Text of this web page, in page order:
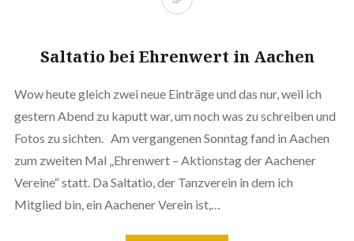
Saltatio bei Ehrenwert in Aachen
Wow heute gleich zwei neue Einträge und das nur, weil ich
gestern Abend zu kaputt war, um noch was zu schreiben und
Fotos zu sichten. Am vergangenen Sonntag fand in Aachen
zum zweiten Mal „Ehrenwert – Aktionstag der Aachener
Vereine“ statt. Da Saltatio, der Tanzverein in dem ich
Mitglied bin, ein Aachener Verein ist,…